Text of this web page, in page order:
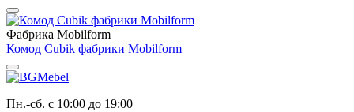
Фабрика Mobilform
Комод Cubik фабрики Mobilform
Пн.-сб. с 10:00 до 19:00